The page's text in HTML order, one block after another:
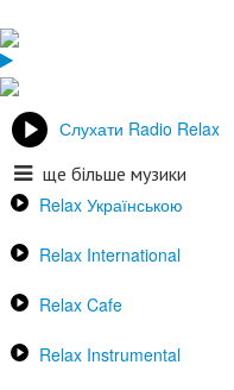
Слухати Radio Relax
ще більше музики
Relax Українською
Relax International
Relax Cafe
Relax Instrumental